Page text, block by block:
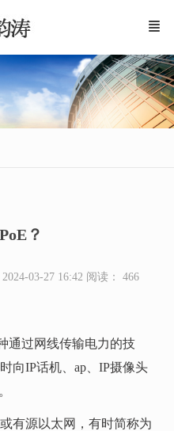
？
03-27 16:42 阅读： 466
通过网线传输电力的技
向IP话机、ap、IP摄像头
有源以太网，有时简称为